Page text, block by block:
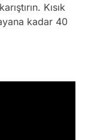
Kısık
kadar 40